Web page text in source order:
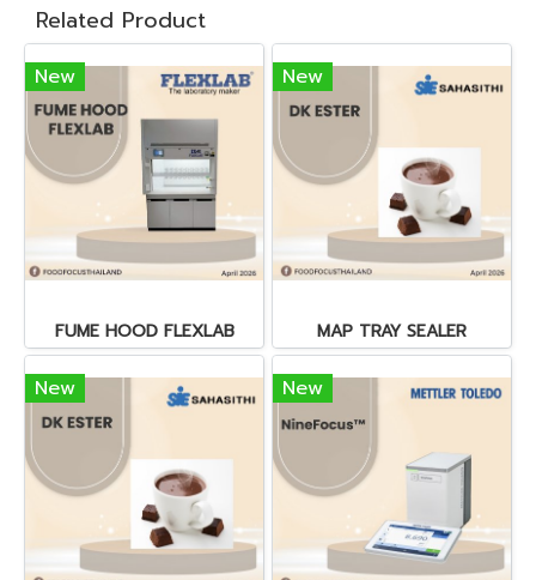
Related Product
New
FUME HOOD FLEXLAB
New
MAP TRAY SEALER
New New